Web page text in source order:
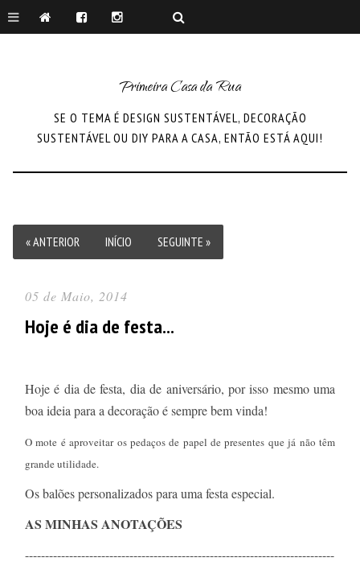
Primeira Casa da Rua
SE O TEMA É DESIGN SUSTENTÁVEL, DECORAÇÃO
SUSTENTÁVEL OU DIY PARA A CASA, ENTÃO ESTÁ AQUI!
« ANTERIOR INÍCIO SEGUINTE »
05 de Maio, 2014
Hoje é dia de festa...
Hoje é dia de festa, dia de aniversário, por isso mesmo uma
boa ideia para a decoração é sempre bem vinda!
O mote é aproveitar os pedaços de papel de presentes que já não têm
grande utilidade.
Os balões personalizados para uma festa especial.
AS MINHAS ANOTAÇÕES
-----------------------------------------------------------------------------